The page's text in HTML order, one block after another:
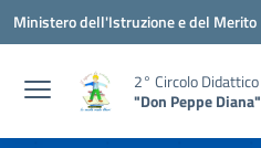
Vai ai contenuti
Vai al menu di navigazione
Vai al footer
Ministero dell'Istruzione e del Merito
2° Circolo Didattico
"Don Peppe Diana"